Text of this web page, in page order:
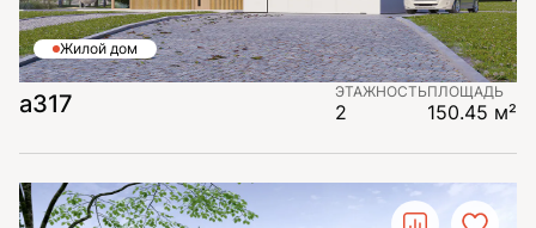
Жилой дом
а317 ЭТАЖНОСТЬ
2
ПЛОЩАДЬ
150.45 м²